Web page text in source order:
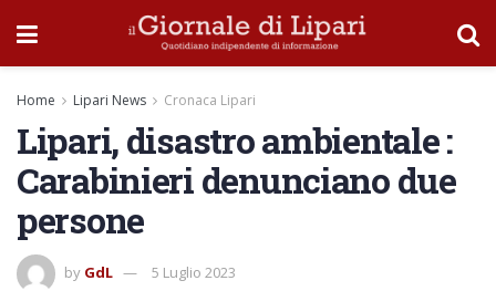
Home Lipari News Cronaca Lipari
Lipari, disastro ambientale :
Carabinieri denunciano due
persone
by GdL 5 Luglio 2023